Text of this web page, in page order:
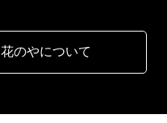
花のやについて